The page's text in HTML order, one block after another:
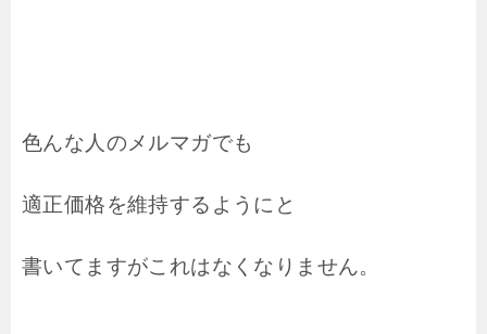
色んな人のメルマガでも
適正価格を維持するようにと
書いてますがこれはなくなりません。